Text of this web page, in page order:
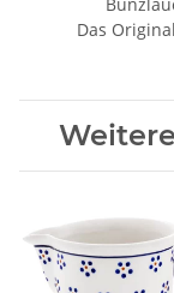
Das